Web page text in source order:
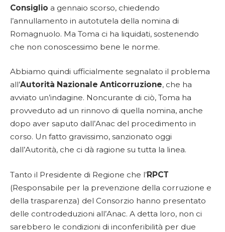
Consiglio a gennaio scorso, chiedendo
l’annullamento in autotutela della nomina di
Romagnuolo. Ma Toma ci ha liquidati, sostenendo
che non conoscessimo bene le norme.
Abbiamo quindi ufficialmente segnalato il problema
all’Autorità Nazionale Anticorruzione, che ha
avviato un’indagine. Noncurante di ciò, Toma ha
provveduto ad un rinnovo di quella nomina, anche
dopo aver saputo dall’Anac del procedimento in
corso. Un fatto gravissimo, sanzionato oggi
dall’Autorità, che ci dà ragione su tutta la linea.
Tanto il Presidente di Regione che l’RPCT
(Responsabile per la prevenzione della corruzione e
della trasparenza) del Consorzio hanno presentato
delle controdeduzioni all’Anac. A detta loro, non ci
sarebbero le condizioni di inconferibilità per due